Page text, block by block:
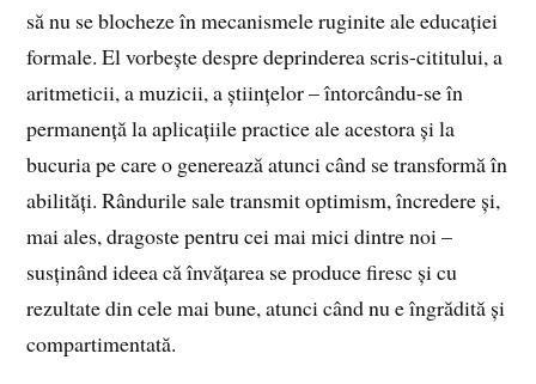
să nu se blocheze în mecanismele ruginite ale educației
formale. El vorbește despre deprinderea scris-cititului, a
aritmeticii, a muzicii, a științelor – întorcându-se în
permanență la aplicațiile practice ale acestora și la
bucuria pe care o generează atunci când se transformă în
abilități. Rândurile sale transmit optimism, încredere și,
mai ales, dragoste pentru cei mai mici dintre noi –
susținând ideea că învățarea se produce firesc și cu
rezultate din cele mai bune, atunci când nu e îngrădită și
compartimentată.